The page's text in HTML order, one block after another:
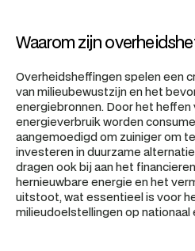
Waarom zijn
Overheidsheffingen spelen een
van milieubewustzijn en het
energiebronnen. Door het heffen
energieverbruik worden
aangemoedigd om zuiniger om
investeren in duurzame
dragen ook bij aan het
hernieuwbare energie en het
uitstoot, wat essentieel is voor
milieudoelstellingen op nationaal